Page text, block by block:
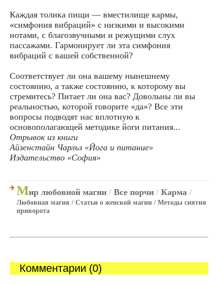
Каждая толика пищи — вместилище кармы,
«симфония вибраций» с низкими и высокими
нотами, с благозвучными и режущими слух
пассажами. Гармонирует ли эта симфония
вибраций с вашей собственной?
Соответствует ли она вашему нынешнему
состоянию, а также состоянию, к которому вы
стремитесь? Питает ли она вас? Довольны ли вы
реальностью, которой говорите «да»? Все эти
вопросы подводят нас вплотную к
основополагающей методике йоги питания...
Отрывок из книги
Айзенстайн Чарльз «Йога и питание»
Издательство «София»
Мир любовной магии / Все порчи / Карма /
Любовная магия / Статьи о женской магии / Методы снятия
приворота
Комментарии (0)